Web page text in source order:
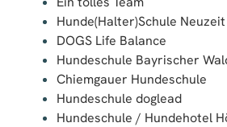
Hunde(Halter)Schule Neuzeit
DOGS Life Balance
Hundeschule Bayrischer
Chiemgauer Hundeschule
Hundeschule doglead
Hundeschule / Hundehotel